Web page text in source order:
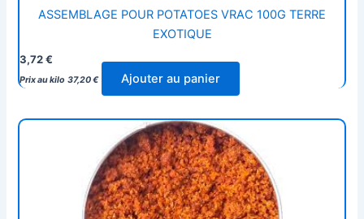
ASSEMBLAGE POUR POTATOES VRAC 100G TERRE
EXOTIQUE
3,72€
Prix au kilo 37,20€ Ajouter au panier